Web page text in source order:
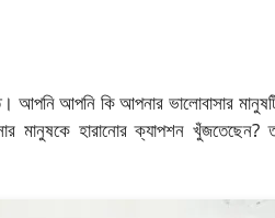
আপনি আপনি কি আপনার ভালোবাসার
মানুষকে হারানোর ক্যাপশন খুঁজতেছেন?